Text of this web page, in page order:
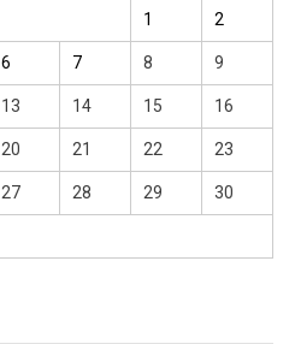
1 2
6 7 8 9
13 14 15 16
20 21 22 23
27 28 29 30